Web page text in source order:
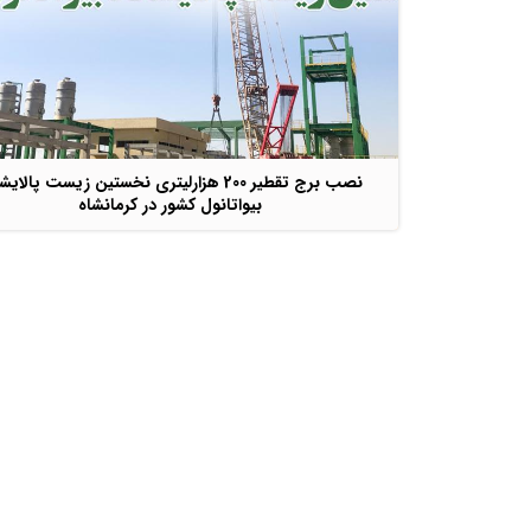
نصب برج تقطیر 200 هزارلیتری نخستین زیست
بیواتانول کشور در کرمانشاه